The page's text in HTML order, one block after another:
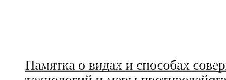
Памятка о видах и способах